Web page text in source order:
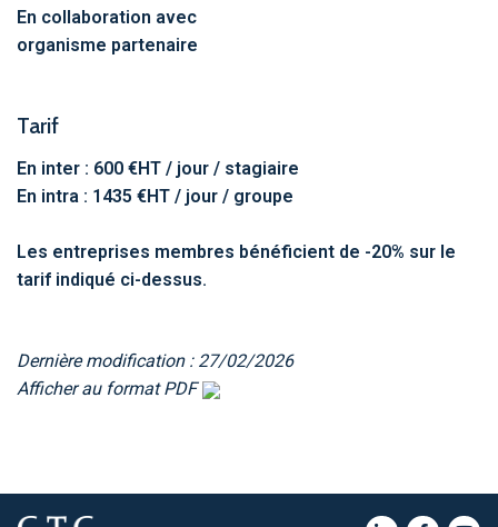
En collaboration avec
organisme partenaire
Tarif
En inter : 600 €HT / jour / stagiaire
En intra : 1435 €HT / jour / groupe
Les entreprises membres bénéficient de -20% sur le
tarif indiqué ci-dessus.
Dernière modification : 27/02/2026
Afficher au format PDF